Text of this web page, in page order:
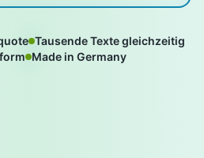
Tausende Texte gleichzeitig
Made in Germany